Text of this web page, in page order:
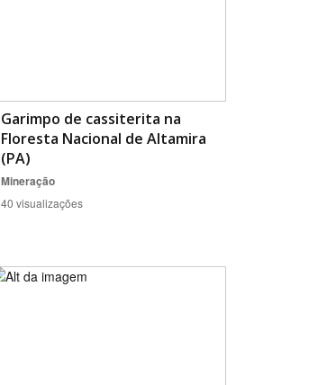
Garimpo de cassiterita na
Floresta Nacional de Altamira
(PA)
Mineração
40 visualizações